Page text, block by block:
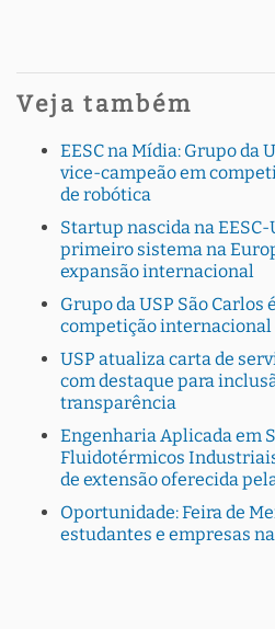
Veja também
EESC na Mídia: Grupo da
vice-campeão em
de robótica
Startup nascida na
primeiro sistema na
expansão internacional
Grupo da USP São Carlos
competição internacional
USP atualiza carta de
com destaque para
transparência
Engenharia Aplicada em
Fluidotérmicos
de extensão oferecida
Oportunidade: Feira de
estudantes e empresas na